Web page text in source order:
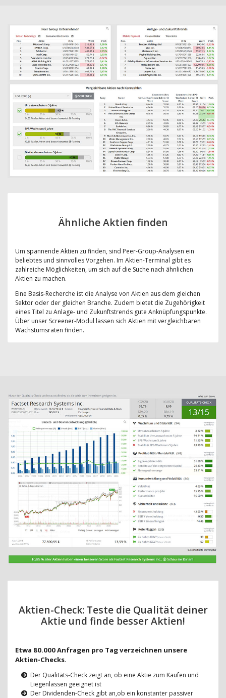
Ähnliche Aktien finden
Um spannende Aktien zu finden, sind Peer-Group-Analysen ein
beliebtes und sinnvolles Vorgehen. Im Aktien-Terminal gibt es
zahlreiche Möglichkeiten, um sich auf die Suche nach ähnlichen
Aktien zu machen.
Eine Basis-Recherche ist die Analyse von Aktien aus dem gleichen
Sektor oder der gleichen Branche. Zudem bietet die Zugehörigkeit
eines Titel zu Anlage- und Zukunftstrends gute Anknüpfungspunkte.
Über unser Screener-Modul lassen sich Aktien mit vergleichbaren
Wachstumsraten finden.
Aktien-Check: Teste die Qualität deiner
Aktie und finde besser Aktien!
Etwa 80.000 Anfragen pro Tag verzeichnen unsere
Aktien-Checks.
Der Qualitäts-Check zeigt an, ob eine Aktie zum Kaufen und
Liegenlassen geeignet ist
Der Dividenden-Check gibt an,ob ein konstanter passiver